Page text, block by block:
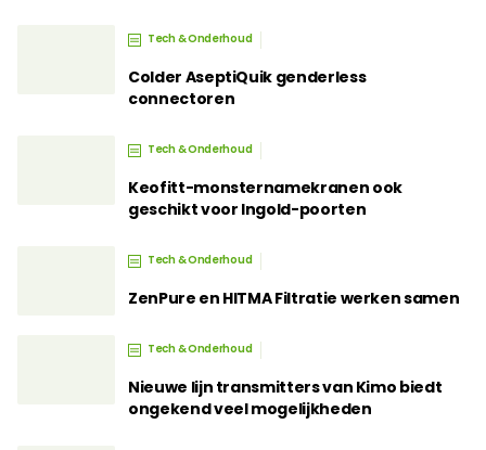
Tech & Onderhoud
Colder AseptiQuik genderless
connectoren
Tech & Onderhoud
Keofitt-monsternamekranen ook
geschikt voor Ingold-poorten
Tech & Onderhoud
ZenPure en HITMA Filtratie werken samen
Tech & Onderhoud
Nieuwe lijn transmitters van Kimo biedt
ongekend veel mogelijkheden